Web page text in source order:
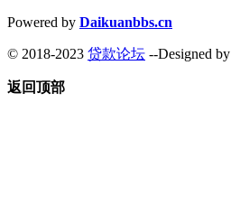
Powered by Daikuanbbs.cn
© 2018-2023 贷款论坛 --Designed by
返回顶部